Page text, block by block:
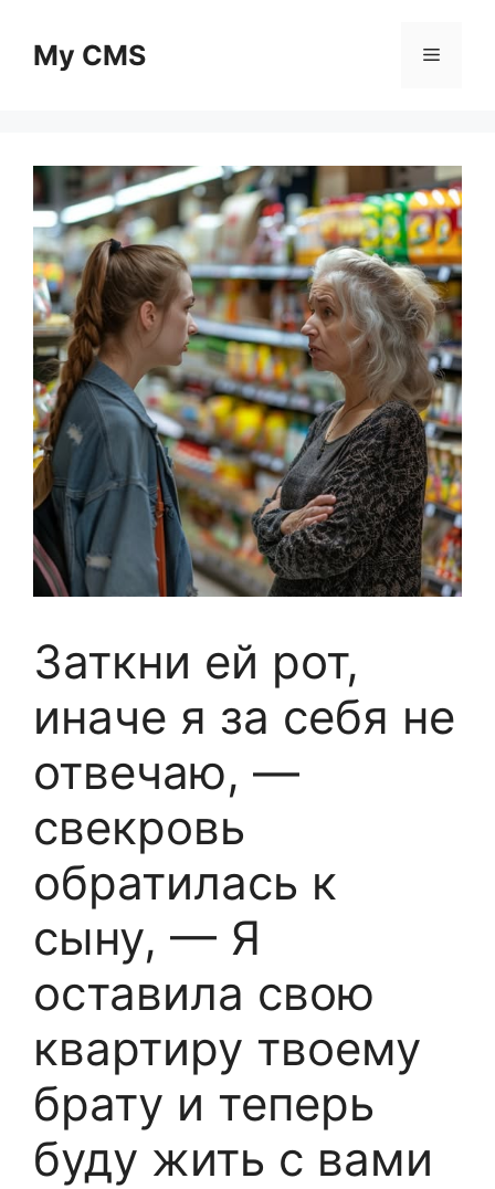
contentMy CMS Menu
Заткни ей рот,
иначе я за себя не
отвечаю, —
свекровь
обратилась к
сыну, — Я
оставила свою
квартиру твоему
брату и теперь
буду жить с вами